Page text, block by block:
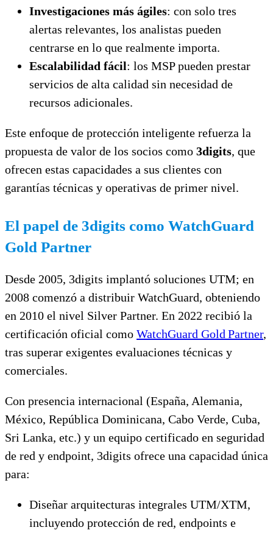
Investigaciones más ágiles: con solo tres
alertas relevantes, los analistas pueden
centrarse en lo que realmente importa.
Escalabilidad fácil: los MSP pueden prestar
servicios de alta calidad sin necesidad de
recursos adicionales.
Este enfoque de protección inteligente refuerza la
propuesta de valor de los socios como 3digits, que
ofrecen estas capacidades a sus clientes con
garantías técnicas y operativas de primer nivel.
El papel de 3digits como WatchGuard
Gold Partner
Desde 2005, 3digits implantó soluciones UTM; en
2008 comenzó a distribuir WatchGuard, obteniendo
en 2010 el nivel Silver Partner. En 2022 recibió la
certificación oficial como WatchGuard Gold Partner,
tras superar exigentes evaluaciones técnicas y
comerciales.
Con presencia internacional (España, Alemania,
México, República Dominicana, Cabo Verde, Cuba,
Sri Lanka, etc.) y un equipo certificado en seguridad
de red y endpoint, 3digits ofrece una capacidad única
para:
Diseñar arquitecturas integrales UTM/XTM,
incluyendo protección de red, endpoints e